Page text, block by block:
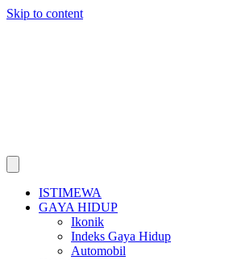
Skip to content
ISTIMEWA
GAYA HIDUP
Ikonik
Indeks Gaya Hidup
Automobil